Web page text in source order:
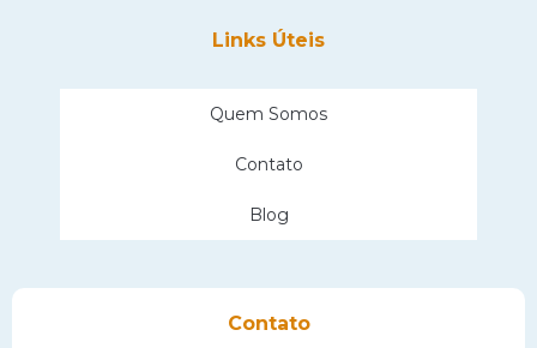
Links Úteis
Quem Somos
Contato
Blog
Contato